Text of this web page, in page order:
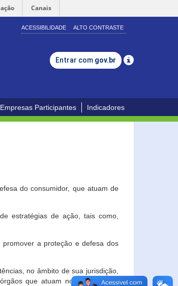
Canais
ACESSIBILIDADE ALTO CONTRASTE
Entrar com gov.br
Empresas Participantes Indicadores
do consumidor, que atuam de
estratégias de ação, tais como,
a proteção e defesa dos
no âmbito de sua jurisdição,
que atuam no âmbito local,